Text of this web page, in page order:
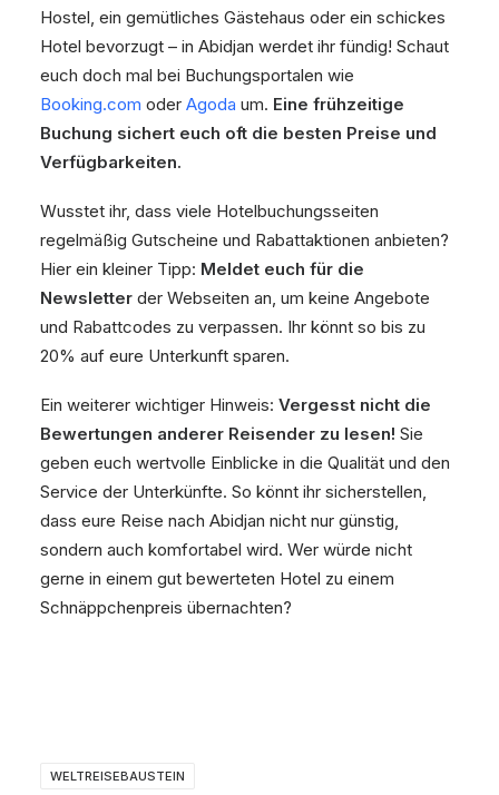
Hostel, ein gemütliches Gästehaus oder ein schickes
Hotel bevorzugt – in Abidjan werdet ihr fündig! Schaut
euch doch mal bei Buchungsportalen wie
Booking.com oder Agoda um. Eine frühzeitige
Buchung sichert euch oft die besten Preise und
Verfügbarkeiten.
Wusstet ihr, dass viele Hotelbuchungsseiten
regelmäßig Gutscheine und Rabattaktionen anbieten?
Hier ein kleiner Tipp: Meldet euch für die
Newsletter der Webseiten an, um keine Angebote
und Rabattcodes zu verpassen. Ihr könnt so bis zu
20% auf eure Unterkunft sparen.
Ein weiterer wichtiger Hinweis: Vergesst nicht die
Bewertungen anderer Reisender zu lesen! Sie
geben euch wertvolle Einblicke in die Qualität und den
Service der Unterkünfte. So könnt ihr sicherstellen,
dass eure Reise nach Abidjan nicht nur günstig,
sondern auch komfortabel wird. Wer würde nicht
gerne in einem gut bewerteten Hotel zu einem
Schnäppchenpreis übernachten?
WELTREISEBAUSTEIN